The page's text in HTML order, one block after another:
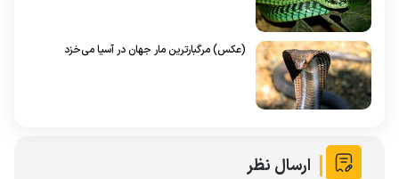
(عکس) مرگبارترین مار جهان در آسیا می‌خزد
ارسال نظر